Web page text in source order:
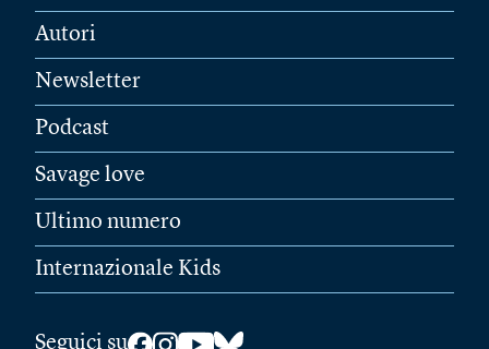
Autori
Newsletter
Podcast
Savage love
Ultimo numero
Internazionale Kids
Seguici su